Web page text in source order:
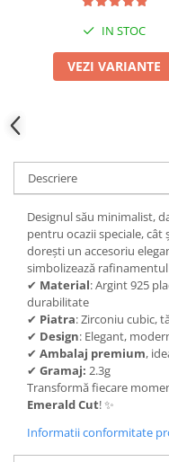
IN STOC
VEZI VARIANTE
Descriere
Designul său minimalist,
pentru ocazii speciale,
dorești un accesoriu
simbolizează
✔ Material: Argint 925
durabilitate
✔ Piatra: Zirconiu cubic,
✔ Design: Elegant,
✔ Ambalaj premium,
✔ Gramaj: 2.3g
Transformă fiecare
Emerald Cut! ✨
Informatii conformitate